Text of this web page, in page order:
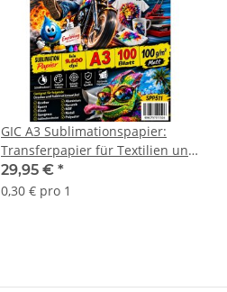
GIC A3 Sublimationspapier:
Transferpapier für Textilien und
Feststoffe - 100 Blatt Packung -
Optimal auf die Marke GIC
29,95 € *
0,30 € pro 1